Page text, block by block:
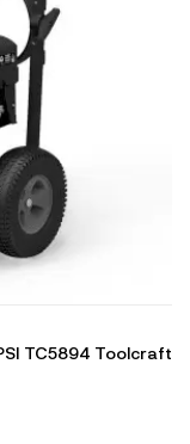
TC5894 Toolcraft